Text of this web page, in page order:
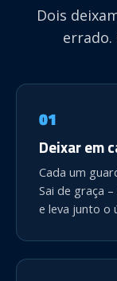
Dois
errado.
01
Deixar em
Cada um
Sai de graça
e leva junto o